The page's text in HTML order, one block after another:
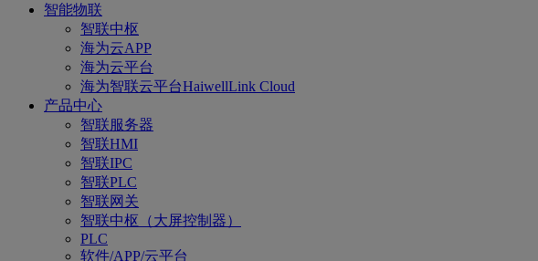
智能物联
智联中枢
海为云APP
海为云平台
海为智联云平台HaiwellLink Cloud
产品中心
智联服务器
智联HMI
智联IPC
智联PLC
智联网关
智联中枢（大屏控制器）
PLC
软件/APP/云平台